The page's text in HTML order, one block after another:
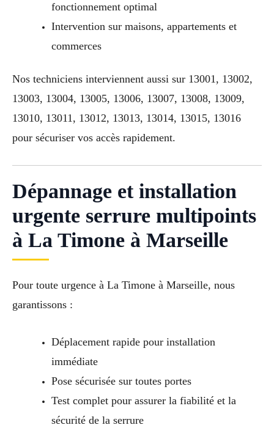
fonctionnement optimal
Intervention sur maisons, appartements et
commerces
Nos techniciens interviennent aussi sur 13001, 13002,
13003, 13004, 13005, 13006, 13007, 13008, 13009,
13010, 13011, 13012, 13013, 13014, 13015, 13016
pour sécuriser vos accès rapidement.
Dépannage et installation
urgente serrure multipoints
à La Timone à Marseille
Pour toute urgence à La Timone à Marseille, nous
garantissons :
Déplacement rapide pour installation
immédiate
Pose sécurisée sur toutes portes
Test complet pour assurer la fiabilité et la
sécurité de la serrure